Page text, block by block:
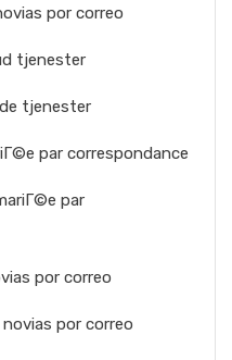
por correo
tjenester
tjenester
par correspondance
par
por correo
por correo